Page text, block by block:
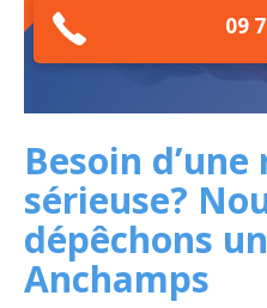
09
Besoin
sérieuse?
dépêchons
Anchamps